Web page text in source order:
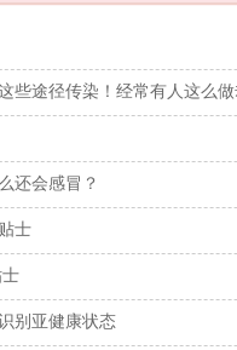
些途径传染！经常有人这么
还会感冒？
士
士
别亚健康状态